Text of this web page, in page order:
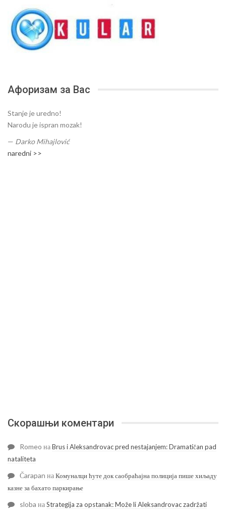
Афоризам за Вас
Stanje je uredno!
Narodu je ispran mozak!
— Darko Mihajlović
naredni >>
Скорашњи коментари
Romeo наBrus i Aleksandrovac pred nestajanjem: Dramatičan pad
nataliteta
Čarapan наКомуналци ћуте док саобраћајна полиција пише хиљаду
казне за бахато паркирање
sloba наStrategija za opstanak: Može li Aleksandrovac zadržati